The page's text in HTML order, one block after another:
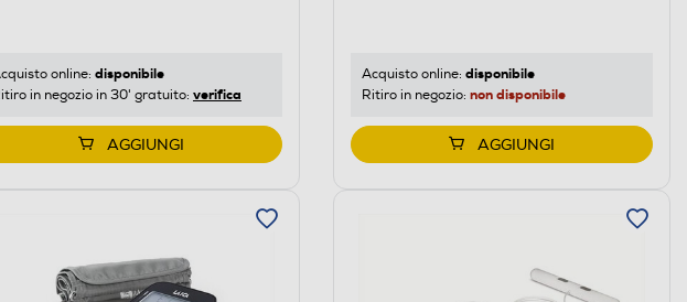
online: disponibile
in negozio in 30' gratuito: verifica
AGGIUNGI
Acquisto online: disponibile
Ritiro in negozio: non disponibile
AGGIUNGI